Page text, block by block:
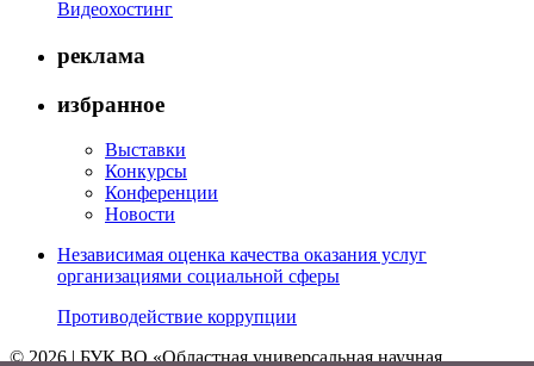
Видеохостинг
реклама
избранное
Выставки
Конкурсы
Конференции
Новости
Независимая оценка качества оказания услуг
организациями социальной сферы
Противодействие коррупции
© 2026 | БУК ВО «Областная универсальная научная